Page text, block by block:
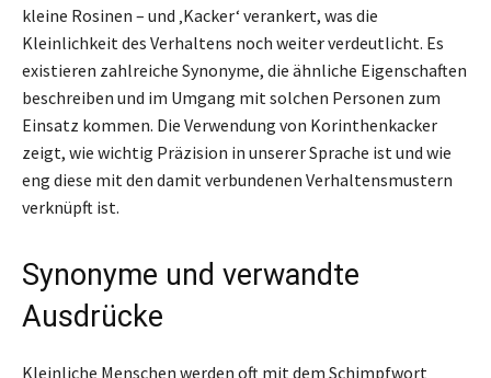
kleine Rosinen – und ‚Kacker‘ verankert, was die
Kleinlichkeit des Verhaltens noch weiter verdeutlicht. Es
existieren zahlreiche Synonyme, die ähnliche Eigenschaften
beschreiben und im Umgang mit solchen Personen zum
Einsatz kommen. Die Verwendung von Korinthenkacker
zeigt, wie wichtig Präzision in unserer Sprache ist und wie
eng diese mit den damit verbundenen Verhaltensmustern
verknüpft ist.
Synonyme und verwandte
Ausdrücke
Kleinliche Menschen werden oft mit dem Schimpfwort